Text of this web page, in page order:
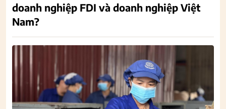
doanh nghiệp FDI và doanh nghiệp Việt
Nam?